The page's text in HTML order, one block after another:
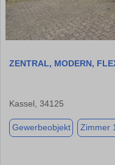
ZENTRAL, MODERN,
Kassel, 34125
Gewerbeobjekt Zimmer